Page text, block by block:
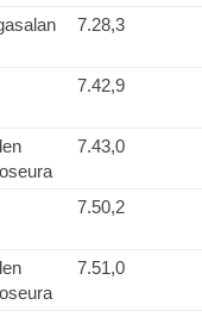
7.28,3
7.42,9
7.43,0
7.50,2
7.51,0